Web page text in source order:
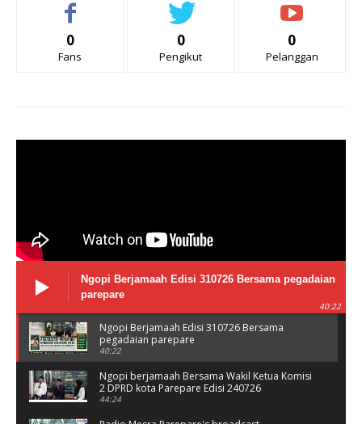
0
Fans
0
Pengikut
0
Pelanggan
Ngopi Berjamaah Edisi 310726 Bersama pegadaian
parepare
40:22
Ngopi Berjamaah Edisi 310726 Bersama
pegadaian parepare
40:22
Ngopi berjamaah Bersama Wakil Ketua Komisi
2 DPRD kota Parepare Edisi 240726
44:24